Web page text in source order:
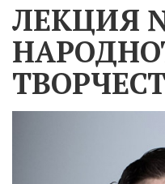
ЛЕКЦИЯ